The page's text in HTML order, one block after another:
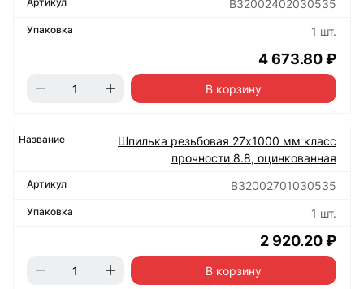
B32002402030535
1 шт.
4 673.80 ₽
В корзину
Шпилька резьбовая 27х1000 мм класс
прочности 8.8, оцинкованная
B32002701030535
1 шт.
2 920.20 ₽
В корзину